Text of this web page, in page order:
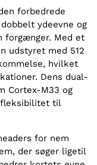
forbedrede
ydeevne og
forgænger. Med et
udstyret med 512
hvilket
Dens dual-
Cortex-M33 og
fleksibilitet til
for nem
der søger ligetil